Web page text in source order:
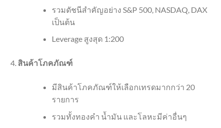
รวมดัชนีสำคัญอย่าง S&P 500, NASDAQ, DAX
เป็นต้น
Leverage สูงสุด 1:200
สินค้าโภคภัณฑ์
มีสินค้าโภคภัณฑ์ให้เลือกเทรดมากกว่า 20
รายการ
รวมทั้งทองคำ น้ำมัน และโลหะมีค่าอื่นๆ